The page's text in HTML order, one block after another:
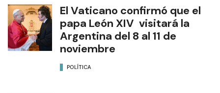
El Vaticano confirmó que el
papa León XIV visitará la
Argentina del 8 al 11 de
noviembre
POLÍTICA